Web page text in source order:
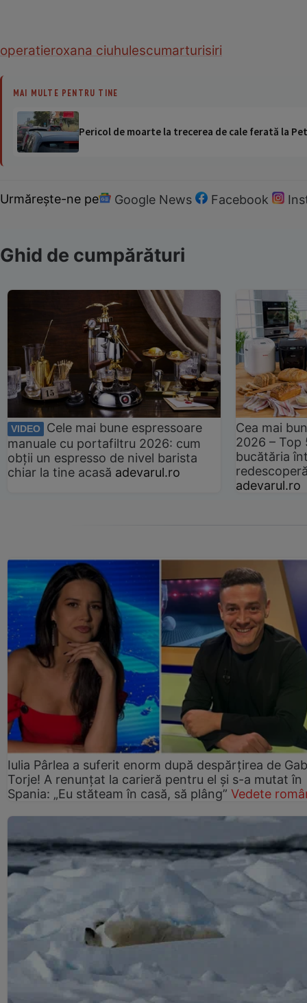
operatieroxana ciuhulescumarturisiri
MAI MULTE PENTRU TINE
Pericol de moarte la trecerea de cale ferată la
Urmărește-ne pe Google News Facebook
Ghid de cumpărături
VIDEO
Cele mai bune espressoare
manuale cu portafiltru 2026: cum
obții un espresso de nivel barista
chiar la tine acasă adevarul.ro
Cea mai
2026 –
bucătăria
adevarul.ro
Iulia Pârlea a suferit enorm după despărțirea de
Torje! A renunțat la carieră pentru el și s-a mutat în
Spania: „Eu stăteam în casă, să plâng” Vedete